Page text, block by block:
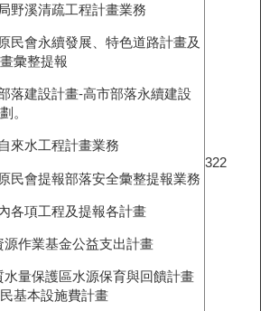
野溪清疏工程計畫業務
民會永續發展、特色道路計畫及
彙整提報
落建設計畫-高市部落永續建設
。
來水工程計畫業務
民會提報部落安全彙整提報業務
各項工程及提報各計畫
源作業基金公益支出計畫
水量保護區水源保育與回饋計畫
基本設施費計畫
322